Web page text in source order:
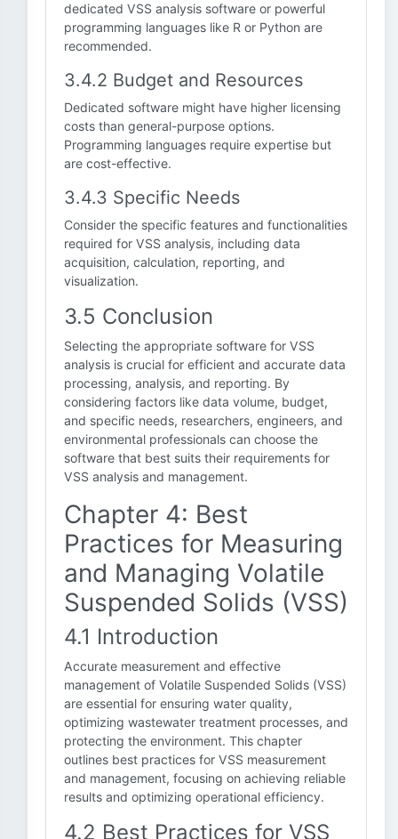
dedicated VSS analysis software or powerful
programming languages like R or Python are
recommended.
3.4.2 Budget and Resources
Dedicated software might have higher licensing
costs than general-purpose options.
Programming languages require expertise but
are cost-effective.
3.4.3 Specific Needs
Consider the specific features and functionalities
required for VSS analysis, including data
acquisition, calculation, reporting, and
visualization.
3.5 Conclusion
Selecting the appropriate software for VSS
analysis is crucial for efficient and accurate data
processing, analysis, and reporting. By
considering factors like data volume, budget,
and specific needs, researchers, engineers, and
environmental professionals can choose the
software that best suits their requirements for
VSS analysis and management.
Chapter 4: Best
Practices for Measuring
and Managing Volatile
Suspended Solids (VSS)
4.1 Introduction
Accurate measurement and effective
management of Volatile Suspended Solids (VSS)
are essential for ensuring water quality,
optimizing wastewater treatment processes, and
protecting the environment. This chapter
outlines best practices for VSS measurement
and management, focusing on achieving reliable
results and optimizing operational efficiency.
4.2 Best Practices for VSS